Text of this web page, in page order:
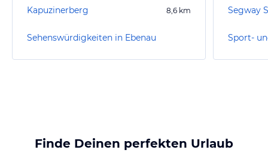
Kapuzinerberg 8,6 km
Sehenswürdigkeiten in Ebenau
Segway
Sport-
Finde Deinen perfekten Urlaub